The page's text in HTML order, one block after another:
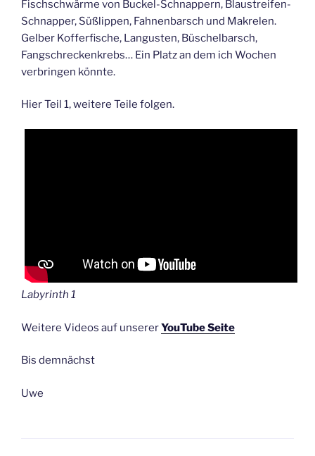
Fischschwärme von Buckel-Schnappern, Blaustreifen-
Schnapper, Süßlippen, Fahnenbarsch und Makrelen.
Gelber Kofferfische, Langusten, Büschelbarsch,
Fangschreckenkrebs… Ein Platz an dem ich Wochen
verbringen könnte.
Hier Teil 1, weitere Teile folgen.
Labyrinth 1
Weitere Videos auf unsererYouTube Seite
Bis demnächst
Uwe